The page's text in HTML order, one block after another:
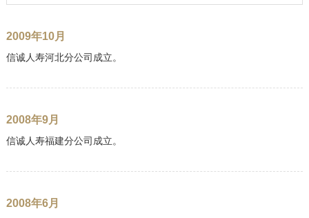
2009年10月
信诚人寿河北分公司成立。
2008年9月
信诚人寿福建分公司成立。
2008年6月